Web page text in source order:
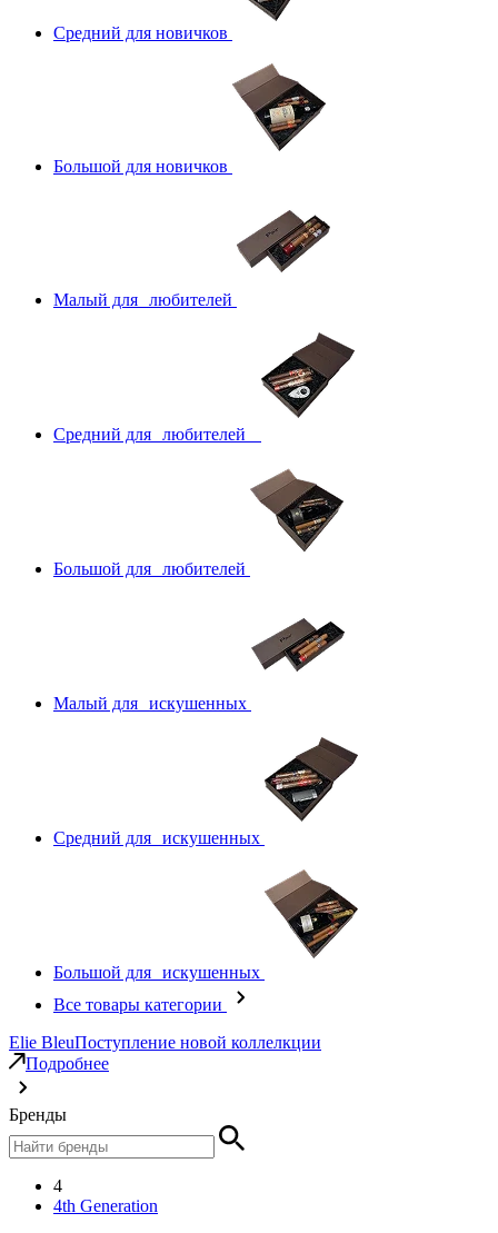
Средний для новичков
Большой для новичков
Малый для любителей
Средний для любителей
Большой для любителей
Малый для искушенных
Средний для искушенных
Большой для искушенных
Все товары категории
Elie BleuПоступление новой коллелкции
Подробнее
Бренды
4
4th Generation